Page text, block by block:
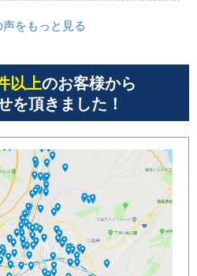
をもっと見る
以上のお客様から
を頂きました！